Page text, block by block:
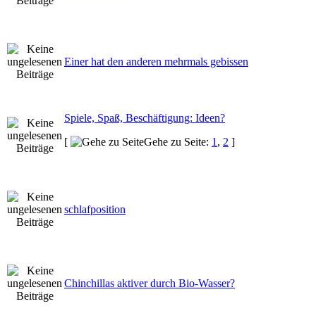
Einer hat den anderen mehrmals gebissen
Spiele, Spaß, Beschäftigung: Ideen?
[
Gehe zu Seite: 1 , 2 ]
schlafposition
Chinchillas aktiver durch Bio-Wasser?